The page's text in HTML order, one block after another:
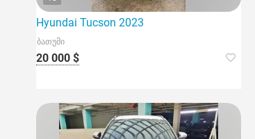
Hyundai Tucson 2023
ბათუმი
20 000 $